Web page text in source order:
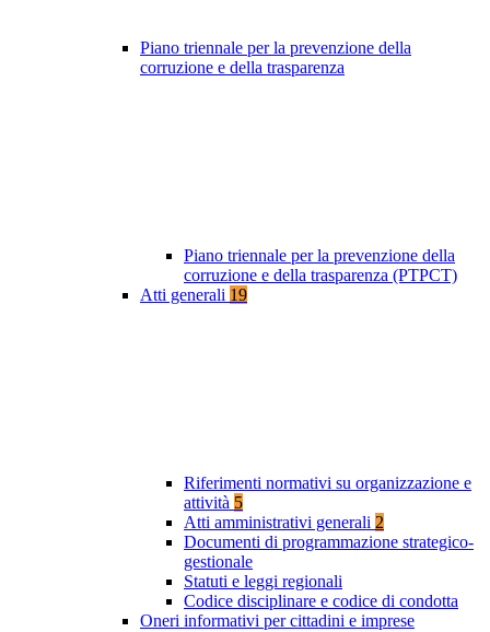
Piano triennale per la prevenzione della
corruzione e della trasparenza
Piano triennale per la prevenzione della
corruzione e della trasparenza (PTPCT)
Atti generali 19
Riferimenti normativi su organizzazione e
attività 5
Atti amministrativi generali 2
Documenti di programmazione strategico-
gestionale
Statuti e leggi regionali
Codice disciplinare e codice di condotta
Oneri informativi per cittadini e imprese